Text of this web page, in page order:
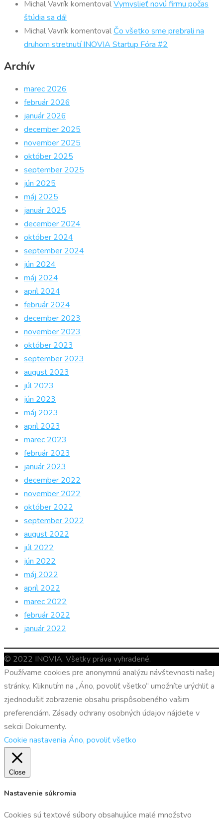
Michal Vavrík komentovalVymyslieť novú firmu počas
štúdia sa dá!
Michal Vavrík komentoval Čo všetko sme prebrali na
druhom stretnutí INOVIA Startup Fóra #2
Archív
marec 2026
február 2026
január 2026
december 2025
november 2025
október 2025
september 2025
jún 2025
máj 2025
január 2025
december 2024
október 2024
september 2024
jún 2024
máj 2024
apríl 2024
február 2024
december 2023
november 2023
október 2023
september 2023
august 2023
júl 2023
jún 2023
máj 2023
apríl 2023
marec 2023
február 2023
január 2023
december 2022
november 2022
október 2022
september 2022
august 2022
júl 2022
jún 2022
máj 2022
apríl 2022
marec 2022
február 2022
január 2022
© 2022 INOVIA. Všetky práva vyhradené.
Používame cookies pre anonymnú analýzu návštevnosti našej
stránky. Kliknutím na „Áno, povoliť všetko“ umožníte urýchliť a
zjednodušiť zobrazenie obsahu prispôsobeného vašim
preferenciám. Zásady ochrany osobných údajov nájdete v
sekcii Dokumenty.
Cookie nastavenia Áno, povoliť všetko
Close
Nastavenie súkromia
Cookies sú textové súbory obsahujúce malé množstvo